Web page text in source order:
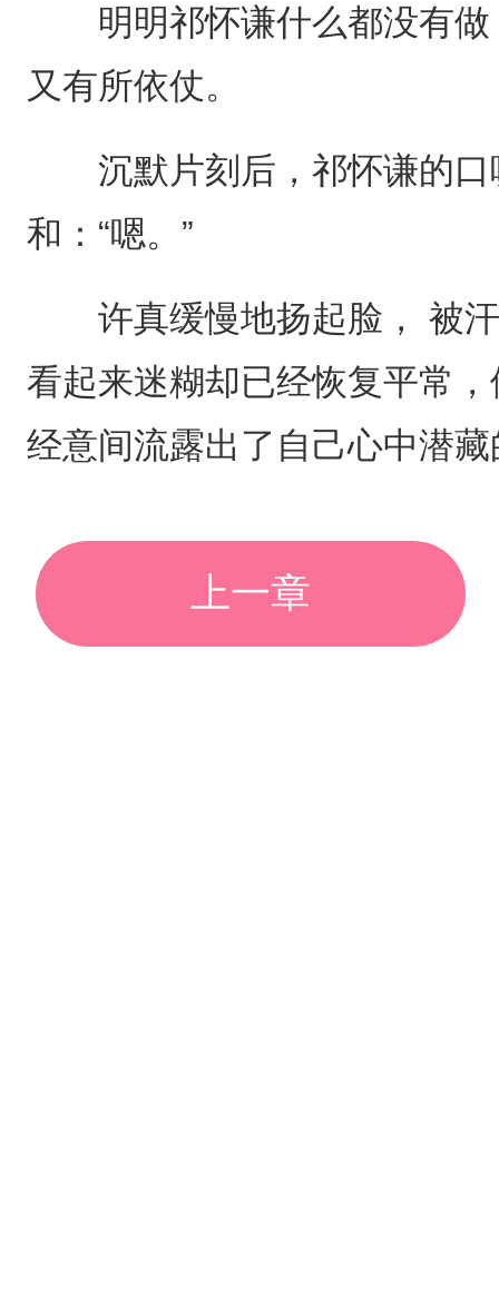
明明祁怀谦什么都没有做
又有所依仗。
沉默片刻后，祁怀谦的口
和：“嗯。”
许真缓慢地扬起脸， 被汗
看起来迷糊却已经恢复平常
经意间流露出了自己心中潜
上一章